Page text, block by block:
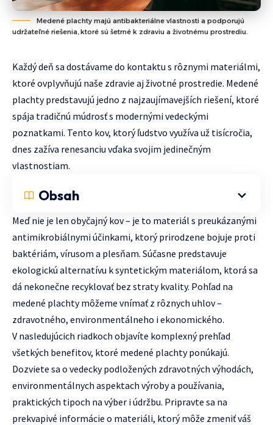
Medené plachty majú antibakteriálne vlastnosti a podporujú
udržateľné riešenia, ktoré sú šetrné k zdraviu a životnému prostrediu.
Každý deň sa dostávame do kontaktu s rôznymi materiálmi,
ktoré ovplyvňujú naše zdravie aj životné prostredie. Medené
plachty predstavujú jedno z najzaujímavejších riešení, ktoré
spája tradičnú múdrosť s modernými vedeckými
poznatkami. Tento kov, ktorý ľudstvo využíva už tisícročia,
dnes zažíva renesanciu vďaka svojim jedinečným
vlastnostiam.
Obsah
Meď nie je len obyčajný kov – je to materiál s preukázanými
antimikrobiálnymi účinkami, ktorý prirodzene bojuje proti
baktériám, vírusom a plesňam. Súčasne predstavuje
ekologickú alternatívu k syntetickým materiálom, ktorá sa
dá nekonečne recyklovať bez straty kvality. Pohľad na
medené plachty môžeme vnímať z rôznych uhlov –
zdravotného, environmentálneho i ekonomického.
V nasledujúcich riadkoch objavíte komplexný prehľad
všetkých benefitov, ktoré medené plachty ponúkajú.
Dozviete sa o vedecky podložených zdravotných výhodách,
environmentálnych aspektach výroby a používania,
praktických tipoch na výber i údržbu. Pripravte sa na
prekvapivé informácie o materiáli, ktorý môže zmeniť váš